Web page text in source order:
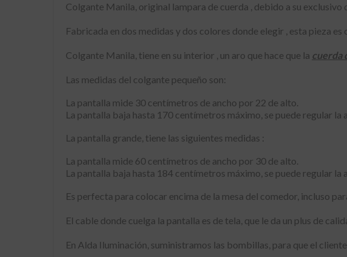
Colgante Manila, original lampara de cuerda , debido a su
Fabricada en dos medidas y dos colores donde elegir , esta pieza
Colgante Manila, tiene en su interior , un aro que hace que la cuerda
Las medidas del colgante pequeño son:
La pantalla mide 30 centímetros de ancho por 22 de alto.
La pantalla baja hasta 170 centímetros máximo, se puede regular la
La pantalla grande, tiene las siguientes medidas :
La pantalla mide 60 centímetros de ancho por 30 de alto.
La pantalla baja hasta 184 centímetros máximo, se puede regular la
Es perfecta para colocar encima de la mesa del comedor, incluso
El cable donde cuelga la pantalla es de tela, que le da un plus de
En Alda Iluminación, suministramos las bombillas, para que el